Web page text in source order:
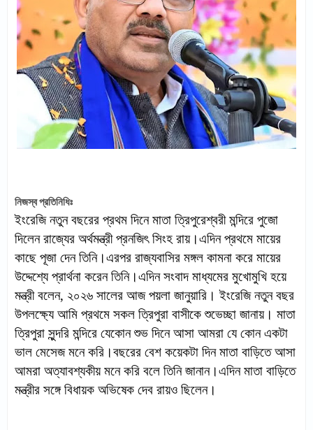
নিজস্ব প্রতিনিধিঃ
ইংরেজি নতুন বছরের প্রথম দিনে মাতা ত্রিপুরেশ্বরী মন্দিরে পুজো
দিলেন রাজ্যের অর্থমন্ত্রী প্রনজিৎ সিংহ রায়।এদিন প্রথমে মায়ের
কাছে পূজা দেন তিনি।এরপর রাজ্যবাসির মঙ্গল কামনা করে মায়ের
উদ্দেশ্যে প্রার্থনা করেন তিনি।এদিন সংবাদ মাধ্যমের মুখোমুখি হয়ে
মন্ত্রী বলেন, ২০২৬ সালের আজ পয়লা জানুয়ারি। ইংরেজি নতুন বছর
উপলক্ষ্যে আমি প্রথমে সকল ত্রিপুরা বাসীকে শুভেচ্ছা জানায়। মাতা
ত্রিপুরা সুন্দরি মন্দিরে যেকোন শুভ দিনে আসা আমরা যে কোন একটা
ভাল মেসেজ মনে করি।বছরের বেশ কয়েকটা দিন মাতা বাড়িতে আসা
আমরা অত্যাবশ্যকীয় মনে করি বলে তিনি জানান।এদিন মাতা বাড়িতে
মন্ত্রীর সঙ্গে বিধায়ক অভিষেক দেব রায়ও ছিলেন।